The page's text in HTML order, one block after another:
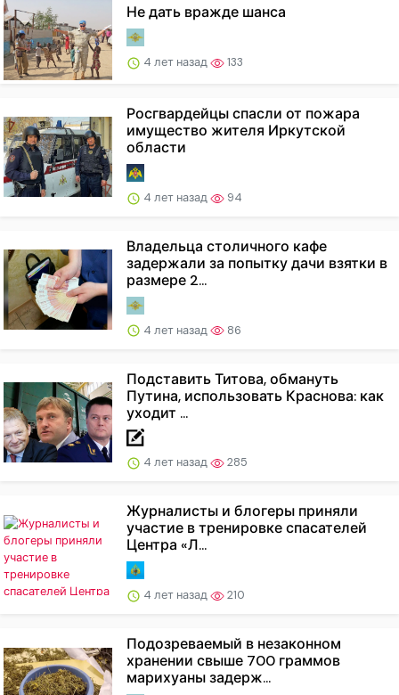
Не дать вражде шанса
4 лет назад 133
Росгвардейцы спасли от пожара
имущество жителя Иркутской
области
4 лет назад 94
Владельца столичного кафе
задержали за попытку дачи взятки в
размере 2...
4 лет назад 86
Подставить Титова, обмануть
Путина, использовать Краснова: как
уходит ...
4 лет назад 285
Журналисты и блогеры приняли
участие в тренировке спасателей
Центра «Л...
4 лет назад 210
Подозреваемый в незаконном
хранении свыше 700 граммов
марихуаны задерж...